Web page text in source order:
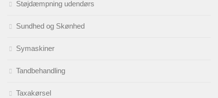
Støjdæmpning udendørs
Sundhed og Skønhed
Symaskiner
Tandbehandling
Taxakørsel